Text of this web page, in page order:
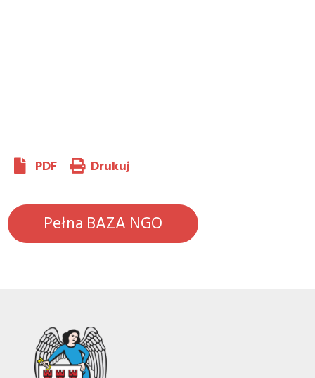
PDF Drukuj
Pełna BAZA NGO